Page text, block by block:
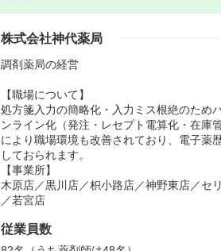
株式会社神代薬局
調剤薬局の経営
【職場について】
処方箋入力の簡略化・入力ミス根絶のため
ンライン化（発注・レセプト電算化・在庫
により職場環境も改善されており、電子薬
しておられます。
【事業所】
木原店／黒川店／枳小路店／神野東店／セ
／若宮店
従業員数